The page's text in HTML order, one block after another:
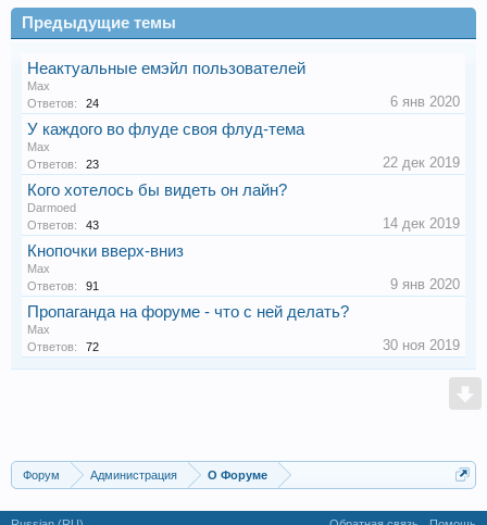
Предыдущие темы
Неактуальные емэйл пользователей
Max
Ответов:
24 6 янв 2020
У каждого во флуде своя флуд-тема
Max
Ответов:
23 22 дек 2019
Кого хотелось бы видеть он лайн?
Darmoed
Ответов:
43 14 дек 2019
Кнопочки вверх-вниз
Max
Ответов:
91 9 янв 2020
Пропаганда на форуме - что с ней делать?
Max
Ответов:
72 30 ноя 2019
Форум Администрация О Форуме